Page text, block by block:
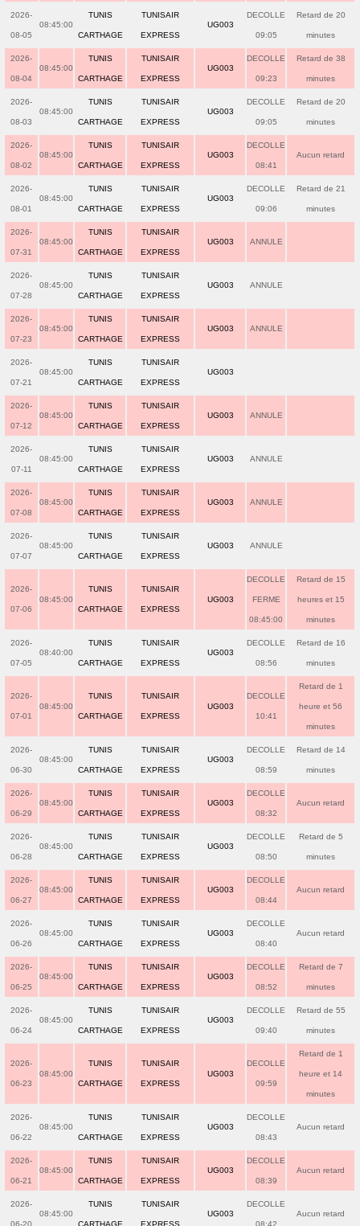
2026-
08-05
08:45:00
TUNIS
CARTHAGE
TUNISAIR
EXPRESS
UG003
DECOLLE
09:05
Retard de 20
minutes
2026-
08-04
08:45:00
TUNIS
CARTHAGE
TUNISAIR
EXPRESS
UG003
DECOLLE
09:23
Retard de 38
minutes
2026-
08-03
08:45:00
TUNIS
CARTHAGE
TUNISAIR
EXPRESS
UG003
DECOLLE
09:05
Retard de 20
minutes
2026-
08-02
08:45:00
TUNIS
CARTHAGE
TUNISAIR
EXPRESS
UG003
DECOLLE
08:41
Aucun retard
2026-
08-01
08:45:00
TUNIS
CARTHAGE
TUNISAIR
EXPRESS
UG003
DECOLLE
09:06
Retard de 21
minutes
2026-
07-31
08:45:00
TUNIS
CARTHAGE
TUNISAIR
EXPRESS
UG003 ANNULE
2026-
07-28
08:45:00
TUNIS
CARTHAGE
TUNISAIR
EXPRESS
UG003 ANNULE
2026-
07-23
08:45:00
TUNIS
CARTHAGE
TUNISAIR
EXPRESS
UG003 ANNULE
2026-
07-21
08:45:00
TUNIS
CARTHAGE
TUNISAIR
EXPRESS
UG003
2026-
07-12
08:45:00
TUNIS
CARTHAGE
TUNISAIR
EXPRESS
UG003 ANNULE
2026-
07-11
08:45:00
TUNIS
CARTHAGE
TUNISAIR
EXPRESS
UG003 ANNULE
2026-
07-08
08:45:00
TUNIS
CARTHAGE
TUNISAIR
EXPRESS
UG003 ANNULE
2026-
07-07
08:45:00
TUNIS
CARTHAGE
TUNISAIR
EXPRESS
UG003 ANNULE
2026-
07-06
08:45:00
TUNIS
CARTHAGE
TUNISAIR
EXPRESS
UG003
DECOLLE
FERME
08:45:00
Retard de 15
heures et 15
minutes
2026-
07-05
08:40:00
TUNIS
CARTHAGE
TUNISAIR
EXPRESS
UG003
DECOLLE
08:56
Retard de 16
minutes
2026-
07-01
08:45:00
TUNIS
CARTHAGE
TUNISAIR
EXPRESS
UG003
DECOLLE
10:41
Retard de 1
heure et 56
minutes
2026-
06-30
08:45:00
TUNIS
CARTHAGE
TUNISAIR
EXPRESS
UG003
DECOLLE
08:59
Retard de 14
minutes
2026-
06-29
08:45:00
TUNIS
CARTHAGE
TUNISAIR
EXPRESS
UG003
DECOLLE
08:32
Aucun retard
2026-
06-28
08:45:00
TUNIS
CARTHAGE
TUNISAIR
EXPRESS
UG003
DECOLLE
08:50
Retard de 5
minutes
2026-
06-27
08:45:00
TUNIS
CARTHAGE
TUNISAIR
EXPRESS
UG003
DECOLLE
08:44
Aucun retard
2026-
06-26
08:45:00
TUNIS
CARTHAGE
TUNISAIR
EXPRESS
UG003
DECOLLE
08:40
Aucun retard
2026-
06-25
08:45:00
TUNIS
CARTHAGE
TUNISAIR
EXPRESS
UG003
DECOLLE
08:52
Retard de 7
minutes
2026-
06-24
08:45:00
TUNIS
CARTHAGE
TUNISAIR
EXPRESS
UG003
DECOLLE
09:40
Retard de 55
minutes
2026-
06-23
08:45:00
TUNIS
CARTHAGE
TUNISAIR
EXPRESS
UG003
DECOLLE
09:59
Retard de 1
heure et 14
minutes
2026-
06-22
08:45:00
TUNIS
CARTHAGE
TUNISAIR
EXPRESS
UG003
DECOLLE
08:43
Aucun retard
2026-
06-21
08:45:00
TUNIS
CARTHAGE
TUNISAIR
EXPRESS
UG003
DECOLLE
08:39
Aucun retard
2026-
06-20
08:45:00
TUNIS
CARTHAGE
TUNISAIR
EXPRESS
UG003
DECOLLE
08:42
Aucun retard